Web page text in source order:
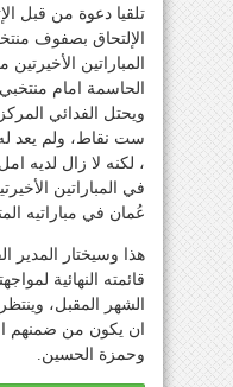
تلقيا دعوة من قبل
الإلتحاق بصفوف
المباراتين
الحاسمة امام
ويحتل الفدائي
ست نقاط، ولم يعد له
، لكنه لا زال لديه
في المباراتين
عُمان في مباراتيه
هذا وسيختار المدير
قائمته النهائية
ان يكون من ضمنهم
وحمزة الحسين.